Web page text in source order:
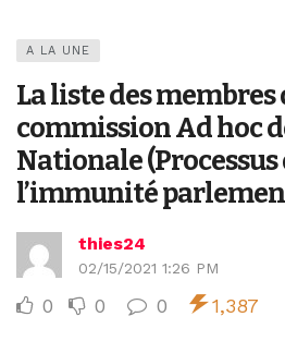
A LA UNE
La liste des membres
commission Ad hoc
Nationale (Processus
l’immunité
thies24
02/15/2021 1:26 PM
0 0 0 1,387